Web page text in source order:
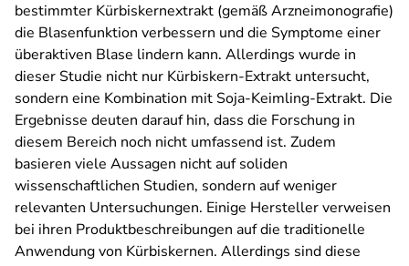
bestimmter Kürbiskernextrakt (gemäß Arzneimonografie)
die Blasenfunktion verbessern und die Symptome einer
überaktiven Blase lindern kann. Allerdings wurde in
dieser Studie nicht nur Kürbiskern-Extrakt untersucht,
sondern eine Kombination mit Soja-Keimling-Extrakt. Die
Ergebnisse deuten darauf hin, dass die Forschung in
diesem Bereich noch nicht umfassend ist. Zudem
basieren viele Aussagen nicht auf soliden
wissenschaftlichen Studien, sondern auf weniger
relevanten Untersuchungen. Einige Hersteller verweisen
bei ihren Produktbeschreibungen auf die traditionelle
Anwendung von Kürbiskernen. Allerdings sind diese